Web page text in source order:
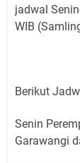
jadwal
WIB
Berikut
Senin
Garawangi